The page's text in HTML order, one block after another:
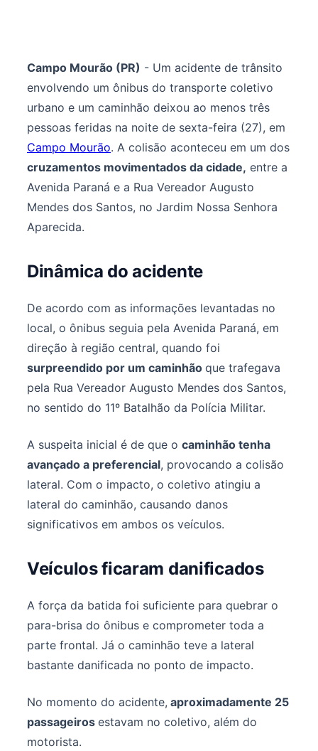
Campo Mourão (PR) - Um acidente de trânsito
envolvendo um ônibus do transporte coletivo
urbano e um caminhão deixou ao menos três
pessoas feridas na noite de sexta-feira (27), em
Campo Mourão. A colisão aconteceu em um dos
cruzamentos movimentados da cidade, entre a
Avenida Paraná e a Rua Vereador Augusto
Mendes dos Santos, no Jardim Nossa Senhora
Aparecida.
Dinâmica do acidente
De acordo com as informações levantadas no
local, o ônibus seguia pela Avenida Paraná, em
direção à região central, quando foi
surpreendido por um caminhão que trafegava
pela Rua Vereador Augusto Mendes dos Santos,
no sentido do 11º Batalhão da Polícia Militar.
A suspeita inicial é de que o caminhão tenha
avançado a preferencial, provocando a colisão
lateral. Com o impacto, o coletivo atingiu a
lateral do caminhão, causando danos
significativos em ambos os veículos.
Veículos ficaram danificados
A força da batida foi suficiente para quebrar o
para-brisa do ônibus e comprometer toda a
parte frontal. Já o caminhão teve a lateral
bastante danificada no ponto de impacto.
No momento do acidente, aproximadamente 25
passageiros estavam no coletivo, além do
motorista.